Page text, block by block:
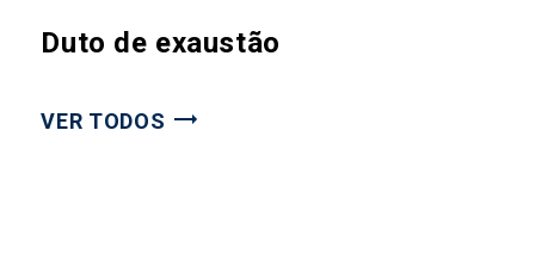
Duto de exaustão
VER TODOS